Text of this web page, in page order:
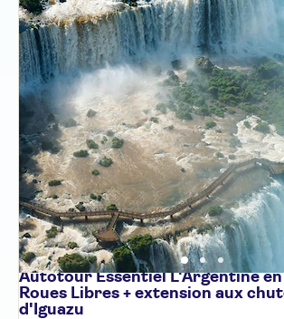
Autotour Essentiel L'Argentine en
Roues Libres + extension aux
d'Iguazu